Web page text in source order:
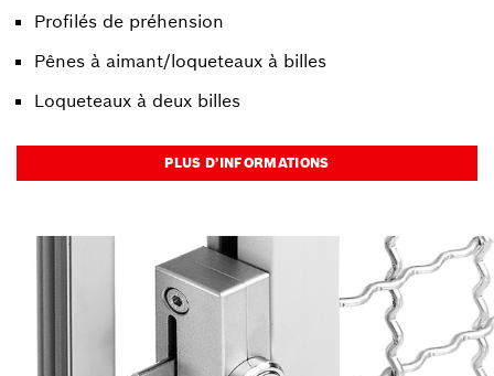
Profilés de préhension
Pênes à aimant/loqueteaux à billes
Loqueteaux à deux billes
PLUS D’INFORMATIONS